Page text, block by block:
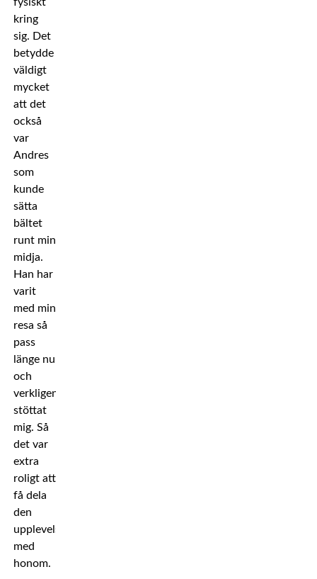
kring
sig. Det
betydde
väldigt
mycket
att det
också
var
Andres
som
kunde
sätta
bältet
runt min
midja.
Han har
varit
med min
resa så
pass
länge nu
och
verkligen
stöttat
mig. Så
det var
extra
roligt att
få dela
den
upplevelsen
med
honom.